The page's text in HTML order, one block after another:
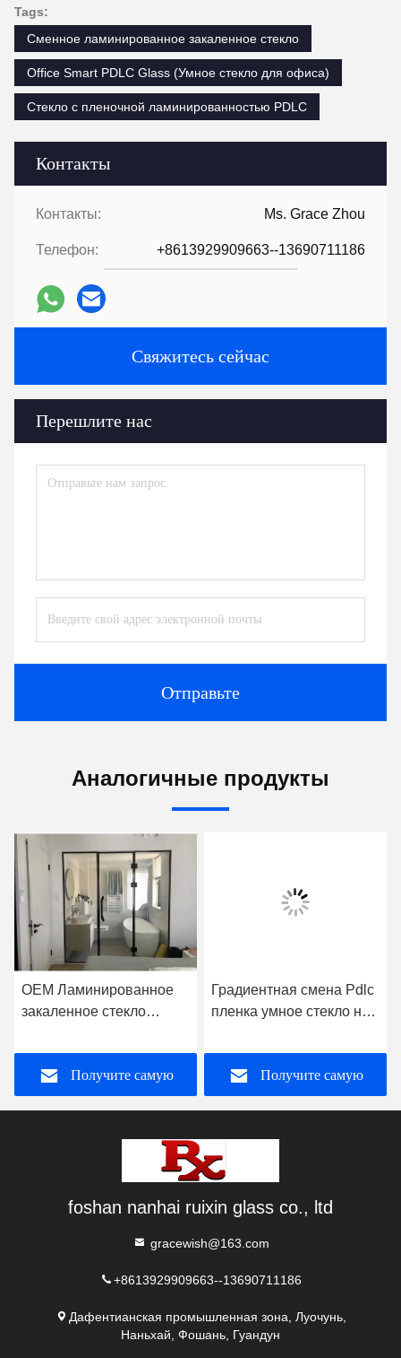
Контакты
Контакты: Ms. Grace Zhou
Телефон: +8613929909663--13690711186
Свяжитесь сейчас
Перешлите нас
Отправьте
Tags:
Сменное ламинированное закаленное стекло
Office Smart PDLC Glass (Умное стекло для офиса)
Стекло с пленочной ламинированностью PDLC
Аналогичные продукты
OEM Ламинированное
закаленное стекло
душевой комнаты
Получите самую
Градиентная смена Pdlc
пленка умное стекло на
стены
Получите самую
foshan nanhai ruixin glass co., ltd
gracewish@163.com
+8613929909663--13690711186
Дафентианская промышленная зона, Луочунь,
Наньхай, Фошань, Гуандун